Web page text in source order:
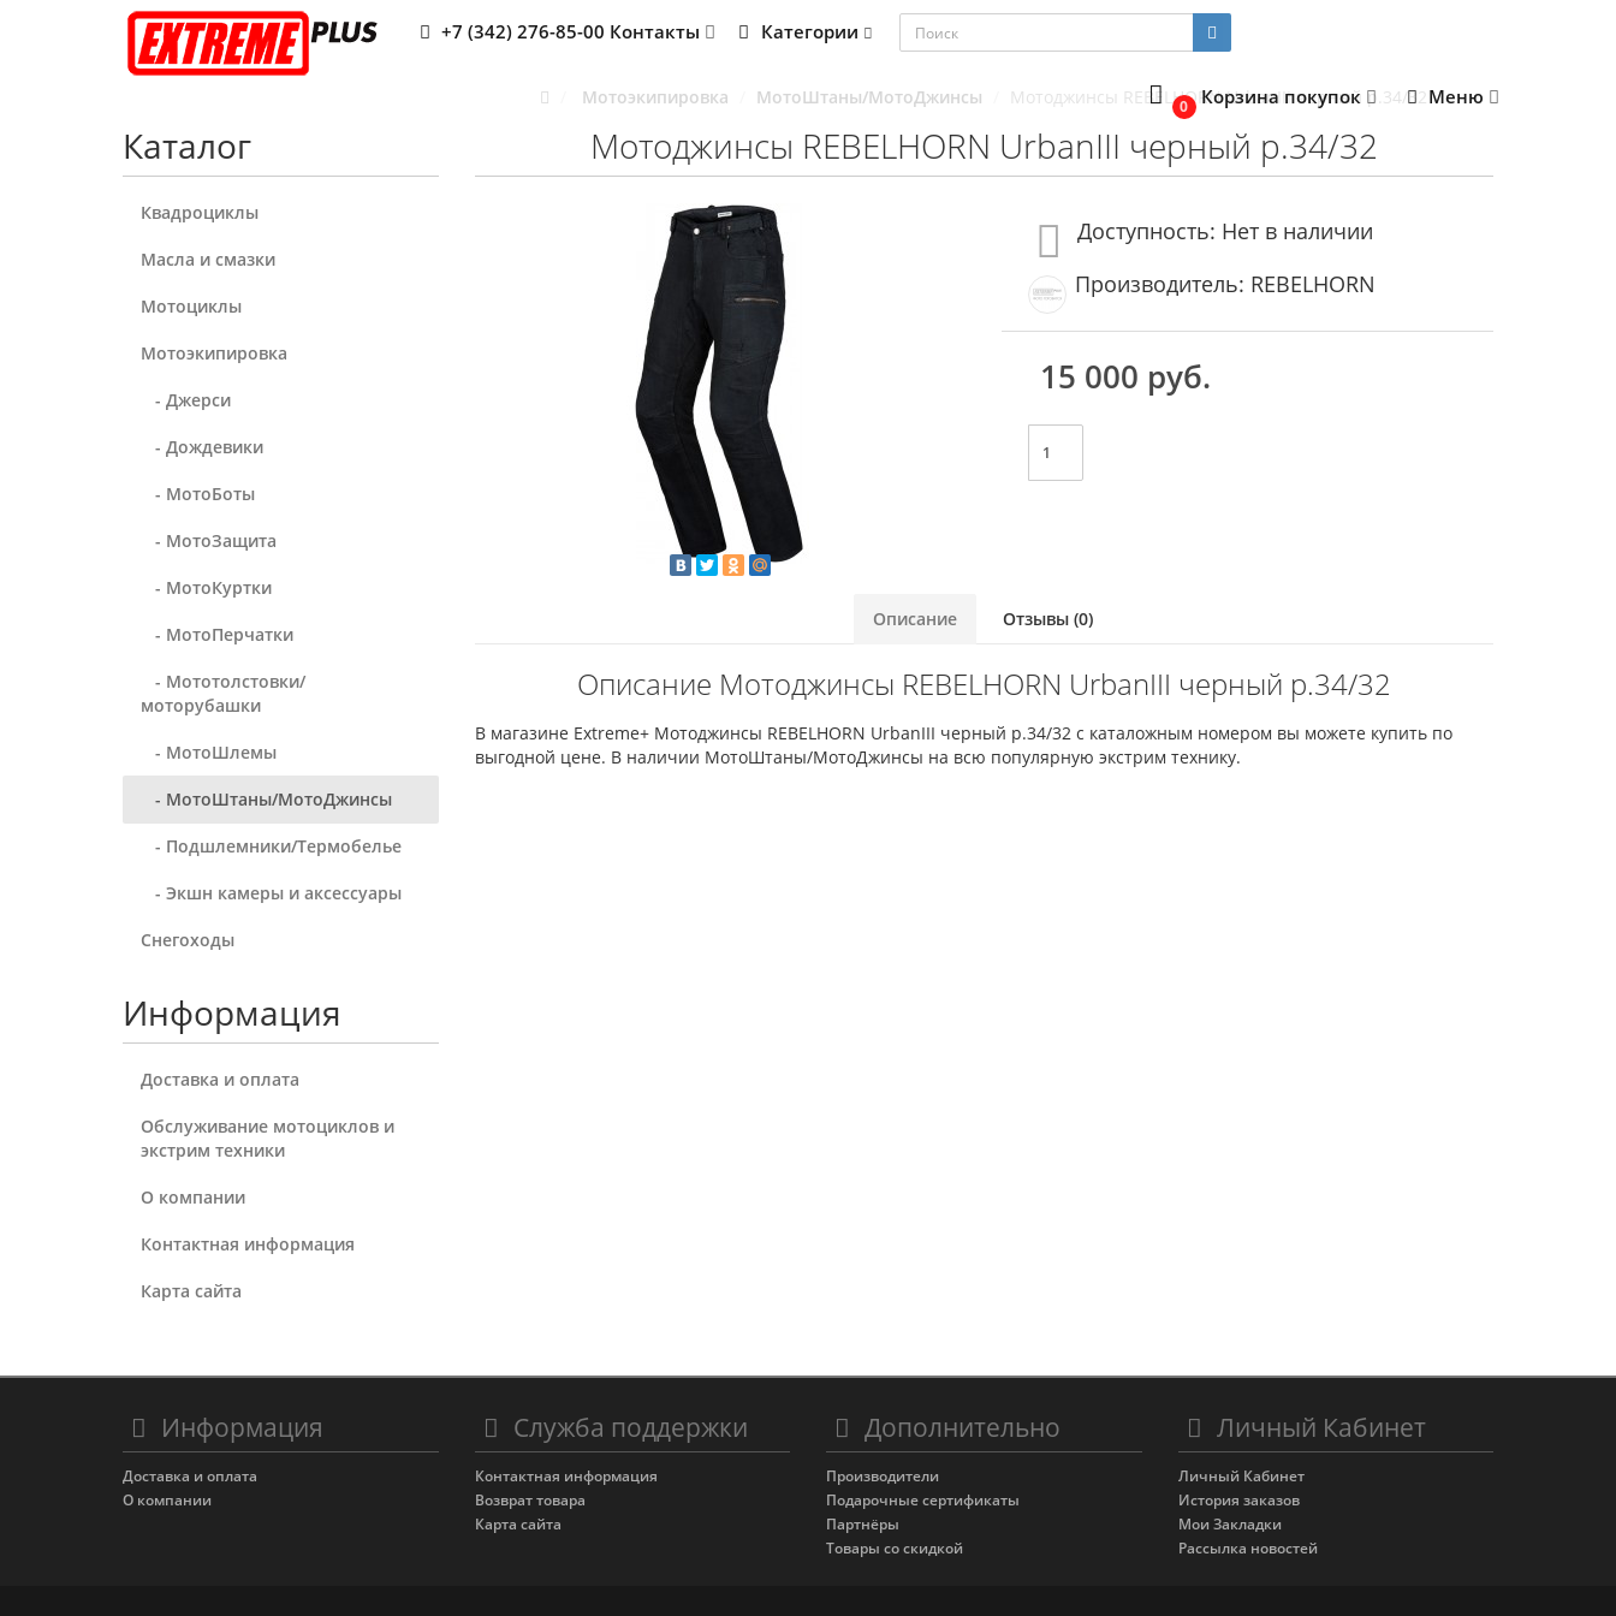
+7 (342) 276-85-00 Контакты Категории
0 Корзина покупок Меню
Каталог
Квадроциклы
Масла и смазки
Мотоциклы
Мотоэкипировка
- Джерси
- Дождевики
- МотоБоты
- МотоЗащита
- МотоКуртки
- МотоПерчатки
- Мототолстовки/
моторубашки
- МотоШлемы
- МотоШтаны/МотоДжинсы
- Подшлемники/Термобелье
- Экшн камеры и аксессуары
Снегоходы
Информация
Доставка и оплата
Обслуживание мотоциклов и
экстрим техники
О компании
Контактная информация
Карта сайта
Мотоэкипировка МотоШтаны/МотоДжинсы Мотоджинсы REBELHORN UrbanIII черный р.34/32
Мотоджинсы REBELHORN UrbanIII черный р.34/32
Доступность: Нет в наличии
Производитель: REBELHORN
15 000 руб.
Описание Отзывы (0)
Описание Мотоджинсы REBELHORN UrbanIII черный р.34/32
В магазине Extreme+ Мотоджинсы REBELHORN UrbanIII черный р.34/32 с каталожным номером вы можете купить по
выгодной цене. В наличии МотоШтаны/МотоДжинсы на всю популярную экстрим технику.
Информация
Доставка и оплата
О компании
Служба поддержки
Контактная информация
Возврат товара
Карта сайта
Дополнительно
Производители
Подарочные сертификаты
Партнёры
Товары со скидкой
Личный Кабинет
Личный Кабинет
История заказов
Мои Закладки
Рассылка новостей